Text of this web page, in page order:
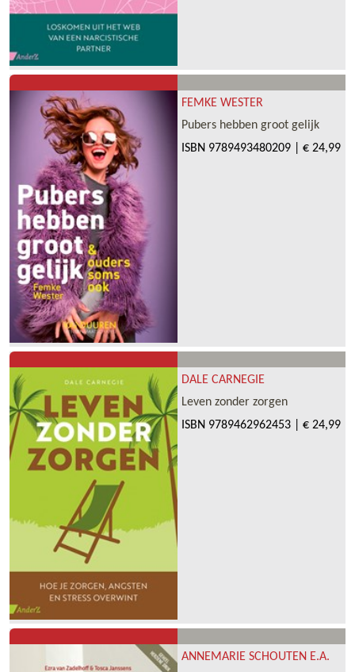
FEMKE WESTER
Pubers hebben groot gelijk
ISBN 9789493480209 € 24,99
DALE CARNEGIE
Leven zonder zorgen
ISBN 9789462962453 € 24,99
ANNEMARIE SCHOUTEN E.A.